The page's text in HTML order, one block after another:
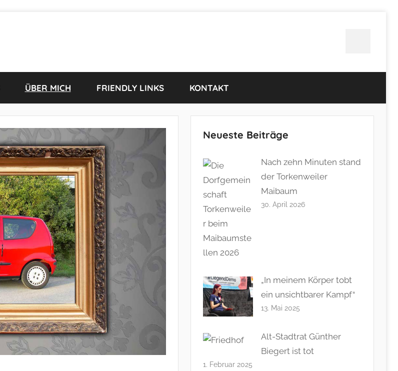
ÜBER MICH FRIENDLY LINKS KONTAKT
Neueste Beiträge
Nach zehn Minuten stand
der Torkenweiler
Maibaum
30. April 2026
„In meinem Körper tobt
ein unsichtbarer Kampf“
13. Mai 2025
Alt-Stadtrat Günther
Biegert ist tot
1. Februar 2025